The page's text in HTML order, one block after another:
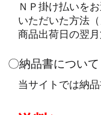
ＮＰ掛け払いを
いただいた方法
商品出荷日の翌
〇納品書について
当サイトでは納